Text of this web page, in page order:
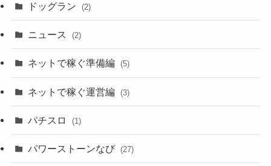
ドッグラン (2)
ニュース (2)
ネットで稼ぐ準備編 (5)
ネットで稼ぐ運営編 (3)
パチスロ (1)
パワーストーンなび (27)